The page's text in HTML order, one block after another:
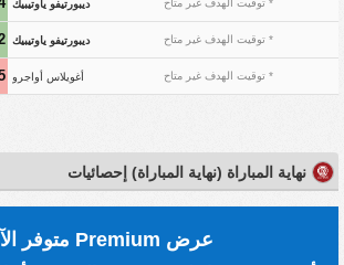
ديبورتيفو ياوتيبيك * توقيت الهدف غير متاح
1 ديبورتيفو ياوتيبيك * توقيت الهدف غير متاح
2 أغويلاس أواجرو * توقيت الهدف غير متاح
نهاية المباراة (نهاية المباراة) إحصائيات
عرض Premium متوفر الآن!